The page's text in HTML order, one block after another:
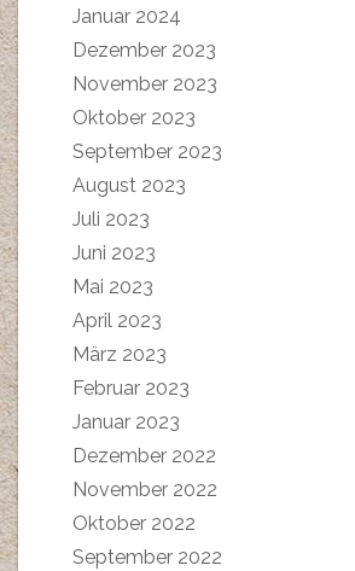
Januar 2024
Dezember 2023
November 2023
Oktober 2023
September 2023
August 2023
Juli 2023
Juni 2023
Mai 2023
April 2023
März 2023
Februar 2023
Januar 2023
Dezember 2022
November 2022
Oktober 2022
September 2022